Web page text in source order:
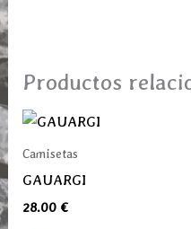
Productos
Camisetas
GAUARGI
28.00 €